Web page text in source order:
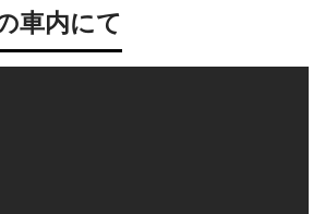
車内にて